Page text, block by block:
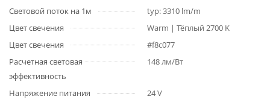
Световой поток на 1м
typ: 3310 lm/m
Цвет свечения
Warm | Тёплый 2700 K
Цвет свечения
#f8c077
Расчетная световая
эффективность
148 лм/Вт
Напряжение питания
24 V